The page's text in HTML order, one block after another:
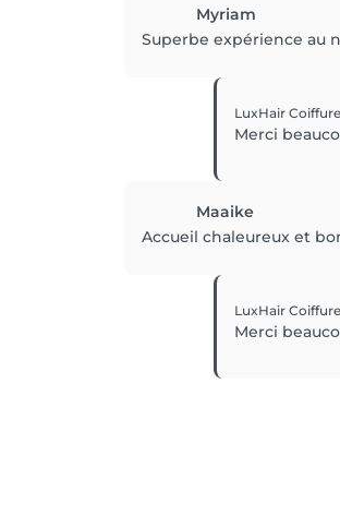
Myriam
Superbe expérience au
LuxHair Coiffure
Merci
Maaike
Accueil chaleureux et
LuxHair Coiffure
Merci